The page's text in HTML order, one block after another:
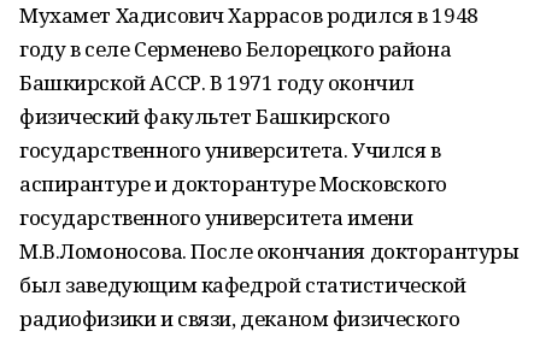
Мухамет Хадисович Харрасов родился в 1948
году в селе Серменево Белорецкого района
Башкирской АССР. В 1971 году окончил
физический факультет Башкирского
государственного университета. Учился в
аспирантуре и докторантуре Московского
государственного университета имени
М.В.Ломоносова. После окончания докторантуры
был заведующим кафедрой статистической
радиофизики и связи, деканом физического